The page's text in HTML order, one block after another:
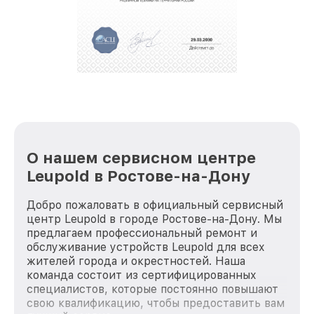
полной сохранности и бесплатно.
положительные отзывы и обрели отличную
репутацию. Мы постоянно совершенствуемся и
О нашем сервисном центре
Leupold в Ростове-на-Дону
Добро пожаловать в официальный сервисный
центр Leupold в городе Ростове-на-Дону. Мы
предлагаем профессиональный ремонт и
обслуживание устройств Leupold для всех
жителей города и окрестностей. Наша
команда состоит из сертифицированных
специалистов, которые постоянно повышают
свою квалификацию, чтобы предоставить вам